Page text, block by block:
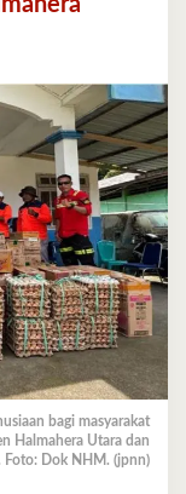
bagi masyarakat
Halmahera Utara dan
Foto: Dok NHM. (jpnn)